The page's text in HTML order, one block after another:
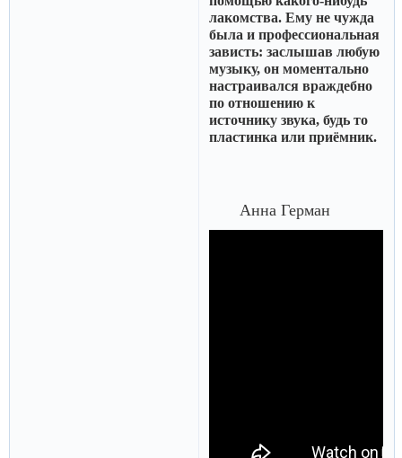
лакомства. Ему не чужда
была и профессиональная
зависть: заслышав любую
музыку, он моментально
настраивался враждебно
по отношению к
источнику звука, будь то
пластинка или приёмник.
Анна Герман